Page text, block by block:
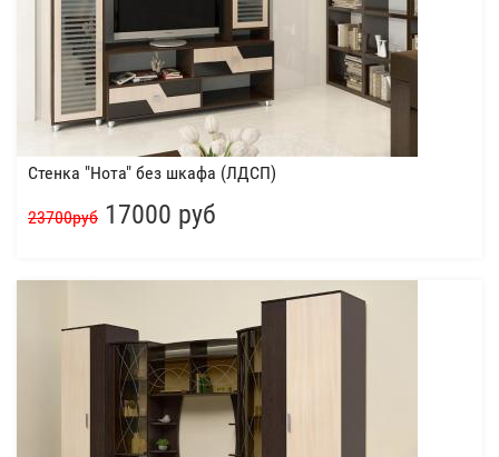
Стенка "Нота" без шкафа (ЛДСП)
23700руб 17000 руб